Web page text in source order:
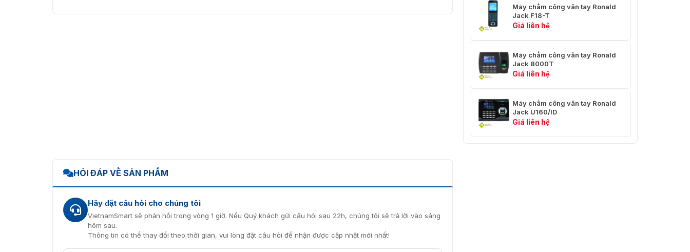
Máy chấm công vân tay Ronald
Jack F18-T
Giá liên hệ
Máy chấm công vân tay Ronald
Jack 8000T
Giá liên hệ
Máy chấm công vân tay Ronald
Jack U160/ID
Giá liên hệ
HỎI ĐÁP VỀ SẢN PHẨM
Hãy đặt câu hỏi cho chúng tôi
VietnamSmart sẽ phản hồi trong vòng 1 giờ. Nếu Quý khách gửi câu hỏi sau 22h, chúng tôi sẽ trả lời vào sáng
hôm sau.
Thông tin có thể thay đổi theo thời gian, vui lòng đặt câu hỏi để nhận được cập nhật mới nhất!